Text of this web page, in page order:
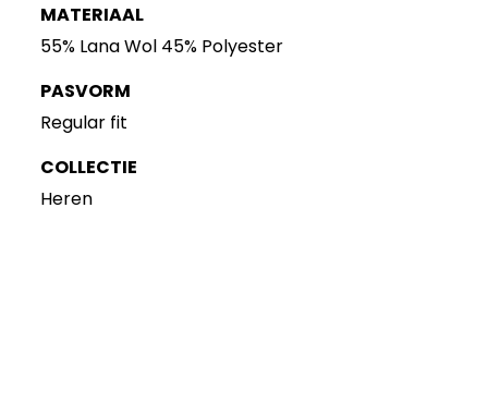
MATERIAAL
55% Lana Wol 45% Polyester
PASVORM
Regular fit
COLLECTIE
Heren